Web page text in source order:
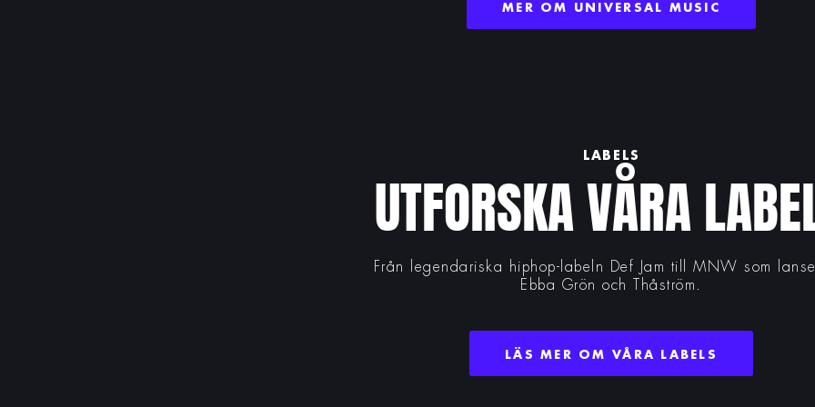
MER OM UNIVERSAL MUSIC
LABELS
UTFORSKA VÅRA
Från legendariska hiphop-labeln Def Jam till MNW som
Ebba Grön och Thåström.
LÄS MER OM VÅRA LABELS